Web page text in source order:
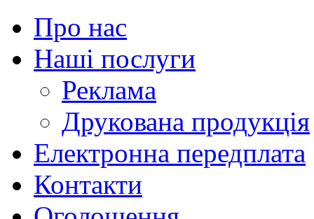
Про нас
Наші послуги
Реклама
Друкована продукція
Електронна передплата
Контакти